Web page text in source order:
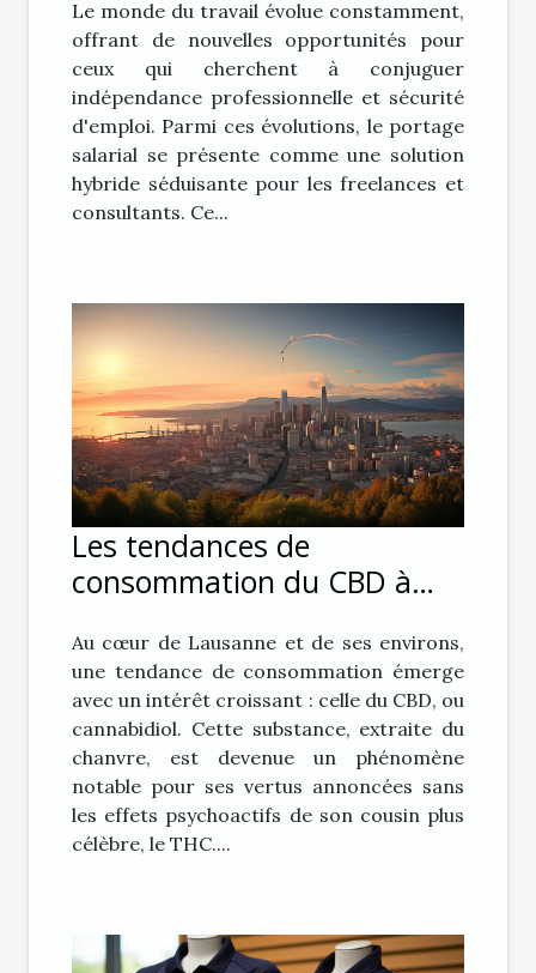
Le monde du travail évolue constamment,
offrant de nouvelles opportunités pour
ceux qui cherchent à conjuguer
indépendance professionnelle et sécurité
d'emploi. Parmi ces évolutions, le portage
salarial se présente comme une solution
hybride séduisante pour les freelances et
consultants. Ce...
Les tendances de
consommation du CBD à
environs
Au cœur de Lausanne et de ses environs,
une tendance de consommation émerge
avec un intérêt croissant : celle du CBD, ou
cannabidiol. Cette substance, extraite du
chanvre, est devenue un phénomène
notable pour ses vertus annoncées sans
les effets psychoactifs de son cousin plus
célèbre, le THC....